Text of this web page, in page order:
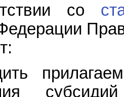
со